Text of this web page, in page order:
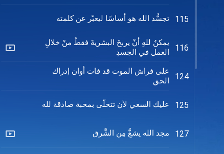
115 تجسُّد الله هو أساسًا ليعبّر عن كلمته
116
يمكنُ للهِ أنْ يربحَ البشريةَ فقطْ منْ خلالِ
العمل في الجسدِ
124
على فراش الموت قد فات أوان إدراك
الحق
125 عليك السعي لأن تتحلّى بمحبة صادقة لله
127 مجد الله يشعُّ مِن الشَّرق